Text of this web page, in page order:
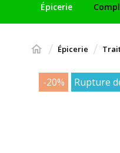
Épicerie
Épicerie
-20% Rupture